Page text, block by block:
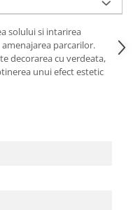
solului si intarirea
parcarilor.
decorarea cu verdeata,
unui efect estetic